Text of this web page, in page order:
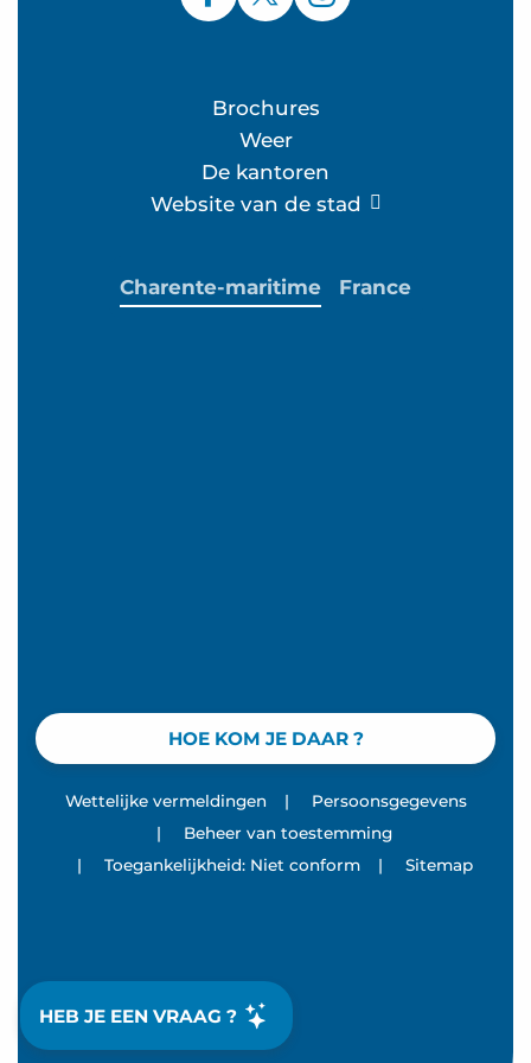
HEB JE EEN VRAAG ?
Brochures
Weer
De kantoren
Website van de stad
HOE KOM JE DAAR ?
Charente-maritime France
Wettelijke vermeldingen |
Persoonsgegevens
|
Beheer van toestemming
|
Toegankelijkheid: Niet conform | Sitemap